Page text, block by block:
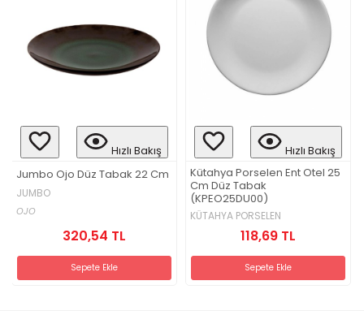
Hızlı Bakış
Jumbo Ojo Düz Tabak 22 Cm
JUMBO
OJO
320,54 TL
Sepete Ekle
Hızlı Bakış
Kütahya Porselen Ent Otel 25
Cm Düz Tabak
(KPEO25DU00)
KÜTAHYA PORSELEN
118,69 TL
Sepete Ekle